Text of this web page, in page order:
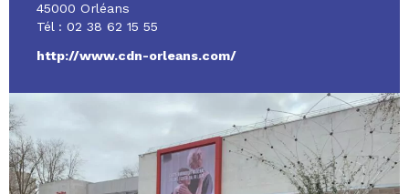
45000 Orléans
Tél : 02 38 62 15 55
http://www.cdn-orleans.com/